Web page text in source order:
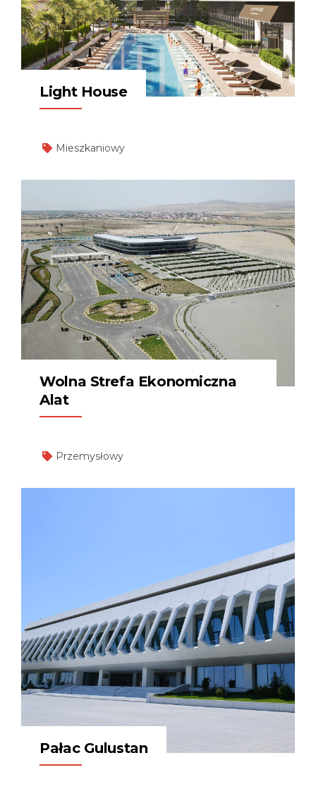
Mieszkaniowy
Light House
Przemysłowy
Wolna Strefa Ekonomiczna
Alat
Pałac Gulustan